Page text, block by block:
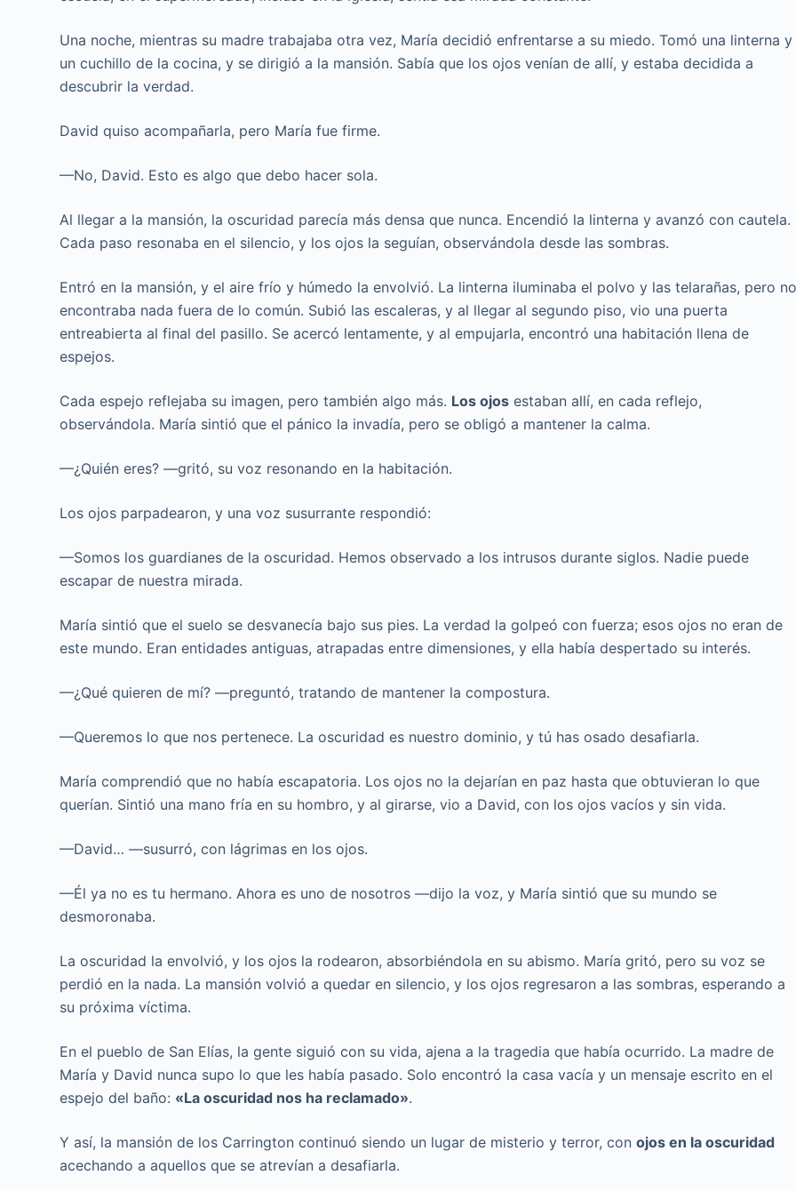
Una noche, mientras su madre trabajaba otra vez, María decidió enfrentarse a su miedo. Tomó una linterna y
un cuchillo de la cocina, y se dirigió a la mansión. Sabía que los ojos venían de allí, y estaba decidida a
descubrir la verdad.
David quiso acompañarla, pero María fue firme.
—No, David. Esto es algo que debo hacer sola.
Al llegar a la mansión, la oscuridad parecía más densa que nunca. Encendió la linterna y avanzó con cautela.
Cada paso resonaba en el silencio, y los ojos la seguían, observándola desde las sombras.
Entró en la mansión, y el aire frío y húmedo la envolvió. La linterna iluminaba el polvo y las telarañas, pero
encontraba nada fuera de lo común. Subió las escaleras, y al llegar al segundo piso, vio una puerta
entreabierta al final del pasillo. Se acercó lentamente, y al empujarla, encontró una habitación llena de
espejos.
Cada espejo reflejaba su imagen, pero también algo más. Los ojos estaban allí, en cada reflejo,
observándola. María sintió que el pánico la invadía, pero se obligó a mantener la calma.
—¿Quién eres? —gritó, su voz resonando en la habitación.
Los ojos parpadearon, y una voz susurrante respondió:
—Somos los guardianes de la oscuridad. Hemos observado a los intrusos durante siglos. Nadie puede
escapar de nuestra mirada.
María sintió que el suelo se desvanecía bajo sus pies. La verdad la golpeó con fuerza; esos ojos no eran de
este mundo. Eran entidades antiguas, atrapadas entre dimensiones, y ella había despertado su interés.
—¿Qué quieren de mí? —preguntó, tratando de mantener la compostura.
—Queremos lo que nos pertenece. La oscuridad es nuestro dominio, y tú has osado desafiarla.
María comprendió que no había escapatoria. Los ojos no la dejarían en paz hasta que obtuvieran lo que
querían. Sintió una mano fría en su hombro, y al girarse, vio a David, con los ojos vacíos y sin vida.
—David… —susurró, con lágrimas en los ojos.
—Él ya no es tu hermano. Ahora es uno de nosotros —dijo la voz, y María sintió que su mundo se
desmoronaba.
La oscuridad la envolvió, y los ojos la rodearon, absorbiéndola en su abismo. María gritó, pero su voz se
perdió en la nada. La mansión volvió a quedar en silencio, y los ojos regresaron a las sombras, esperando a
su próxima víctima.
En el pueblo de San Elías, la gente siguió con su vida, ajena a la tragedia que había ocurrido. La madre de
María y David nunca supo lo que les había pasado. Solo encontró la casa vacía y un mensaje escrito en el
espejo del baño: «La oscuridad nos ha reclamado».
Y así, la mansión de los Carrington continuó siendo un lugar de misterio y terror, conojos en la oscuridad
acechando a aquellos que se atrevían a desafiarla.